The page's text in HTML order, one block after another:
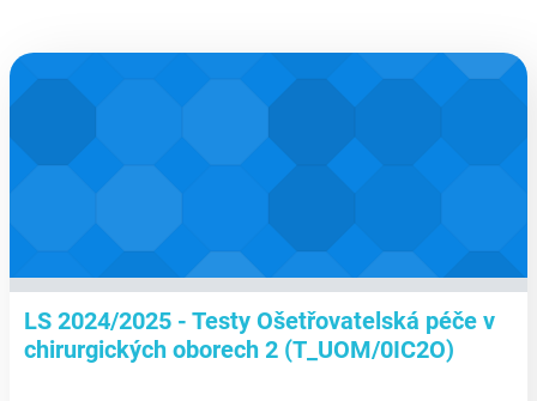
aa
LS 2024/2025 - Testy Ošetřovatelská péče v
chirurgických oborech 2 (T_UOM/0IC2O)